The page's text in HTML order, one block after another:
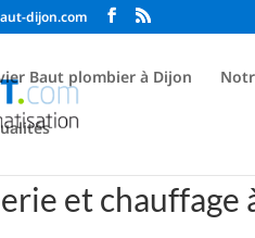
dijon.com
Baut plombier à Dijon
et chauffage